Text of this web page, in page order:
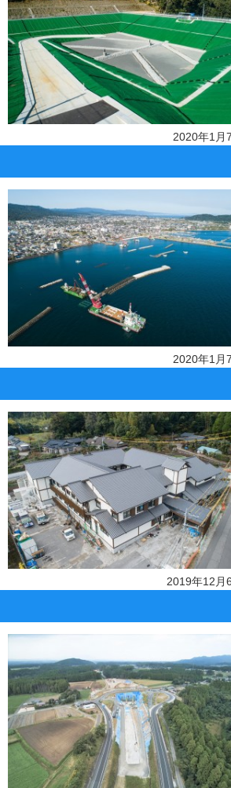
2020年1月
2020年1月
2019年12月